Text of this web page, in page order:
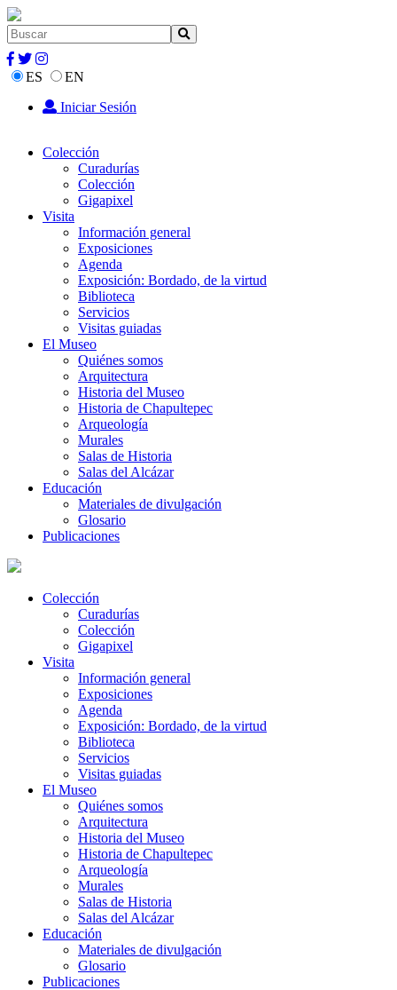
ES
EN
Iniciar Sesión
Colección
Curadurías
Colección
Gigapixel
Visita
Información general
Exposiciones
Agenda
Exposición: Bordado, de la virtud
Biblioteca
Servicios
Visitas guiadas
El Museo
Quiénes somos
Arquitectura
Historia del Museo
Historia de Chapultepec
Arqueología
Murales
Salas de Historia
Salas del Alcázar
Educación
Materiales de divulgación
Glosario
Publicaciones
Colección
Curadurías
Colección
Gigapixel
Visita
Información general
Exposiciones
Agenda
Exposición: Bordado, de la virtud
Biblioteca
Servicios
Visitas guiadas
El Museo
Quiénes somos
Arquitectura
Historia del Museo
Historia de Chapultepec
Arqueología
Murales
Salas de Historia
Salas del Alcázar
Educación
Materiales de divulgación
Glosario
Publicaciones